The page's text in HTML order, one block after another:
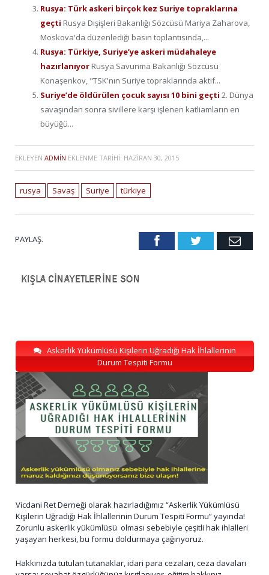
Rusya: Türk askeri birçok kez Suriye topraklarına
geçti Rusya Dışişleri Bakanlığı Sözcüsü Mariya Zaharova,
Moskova'da düzenlediği basın toplantısında,...
Rusya: Türkiye, Suriye’ye askeri müdahaleye
hazırlanıyor Rusya Savunma Bakanlığı Sözcüsü
Konaşenkov, "TSK'nın Suriye topraklarında aktif...
Suriye’de öldürülen çocuk sayısı 10 bini geçti 2. Dünya
savaşından sonra sivillere karşı işlenen katliamların en
büyüğü...
EKLEYEN ADMIN EKLENME TARIHI: HAZIRAN 30, 2015
rusya Savaş Suriye türkiye
PAYLAŞ. FacebookTwitter Email
Askerlik Yükümlüsü Kişilerin Uğradığı Hak İhlallerinin
Durum Tespiti Formu
Vicdani Ret Derneği olarak hazırladığımız “Askerlik Yükümlüsü
Kişilerin Uğradığı Hak İhlallerinin Durum Tespiti Formu” yayında!
Zorunlu askerlik yükümlüsü olması sebebiyle çeşitli hak ihlalleri
yaşayan herkesi, bu formu doldurmaya çağırıyoruz.
Hakkınızda tutulan tutanaklar, idari para cezaları, ceza davaları